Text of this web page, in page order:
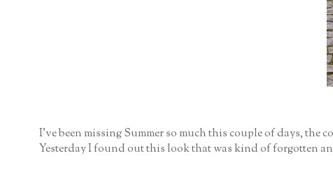
I've been missing Summer so much this couple of days,
Yesterday I found out this look that was kind of forgotten